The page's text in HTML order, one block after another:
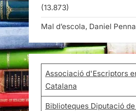
(13.873)
Mal d’escola, Daniel
Associació d'Escriptors
Catalana
Biblioteques Diputació